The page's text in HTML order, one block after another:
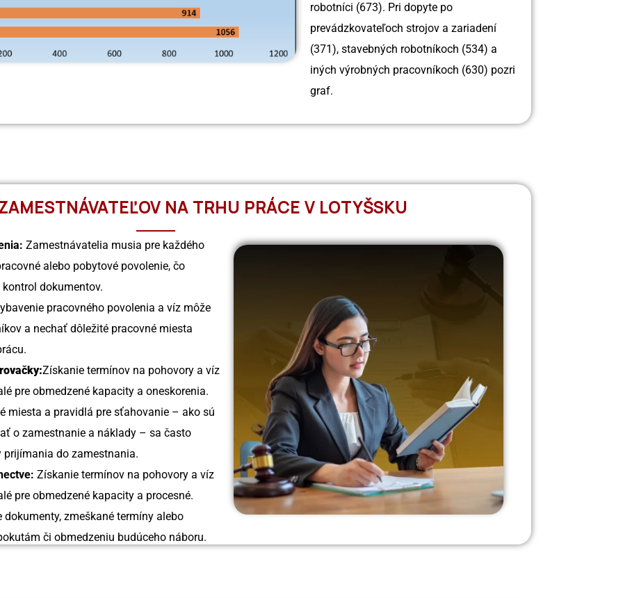
robotníci (673). Pri dopyte po
prevádzkovateľoch strojov a zariadení
(371), stavebných robotníkoch (534) a
iných výrobných pracovníkoch (630) pozri
graf.
NA TRHU PRÁCE V LOTYŠSKU
Zamestnávatelia musia pre každého
alebo pobytové povolenie, čo
dokumentov.
pracovného povolenia a víz môže
a nechať dôležité pracovné miesta
Získanie termínov na pohovory a víz
pre obmedzené kapacity a oneskorenia.
miesta a pravidlá pre sťahovanie – ako sú
o zamestnanie a náklady – sa často
prijímania do zamestnania.
Získanie termínov na pohovory a víz
pre obmedzené kapacity a procesné.
dokumenty, zmeškané termíny alebo
či obmedzeniu budúceho náboru.